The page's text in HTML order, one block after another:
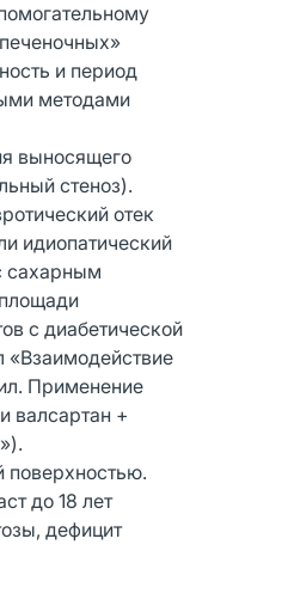
и период
методами
выносящего
стеноз).
отек
идиопатический
сахарным
с диабетической
«Взаимодействие
Применение
валсартан +
поверхностью.
до 18 лет
дефицит